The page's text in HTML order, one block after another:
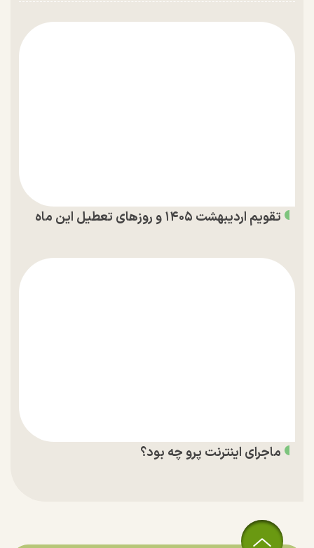
تقویم اردیبهشت ۱۴۰۵ و روز‌های تعطیل این ماه
ماجرای اینترنت پرو چه بود؟